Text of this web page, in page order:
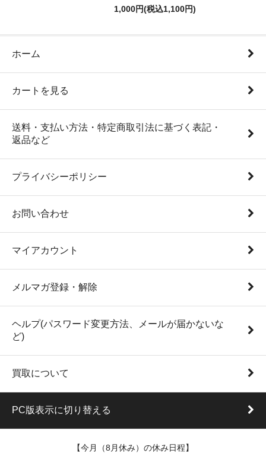
1,000円(税込1,100円)
ホーム
カートを見る
送料・支払い方法・特定商取引法に基づく表記・
返品など
プライバシーポリシー
お問い合わせ
マイアカウント
メルマガ登録・解除
ヘルプ(パスワード変更方法、メールが届かないな
ど)
買取について
PC版表示に切り替える
【今月（8月休み）の休み日程】